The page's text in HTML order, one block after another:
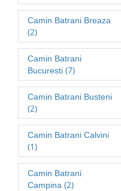
Camin Batrani Breaza
(2)
Camin Batrani
Bucuresti (7)
Camin Batrani Busteni
(2)
Camin Batrani Calvini
(1)
Camin Batrani
Campina (2)